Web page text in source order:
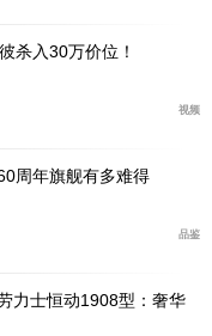
杀入30万价位！
视频
周年旗舰有多难得
品鉴
力士恒动1908型：奢华